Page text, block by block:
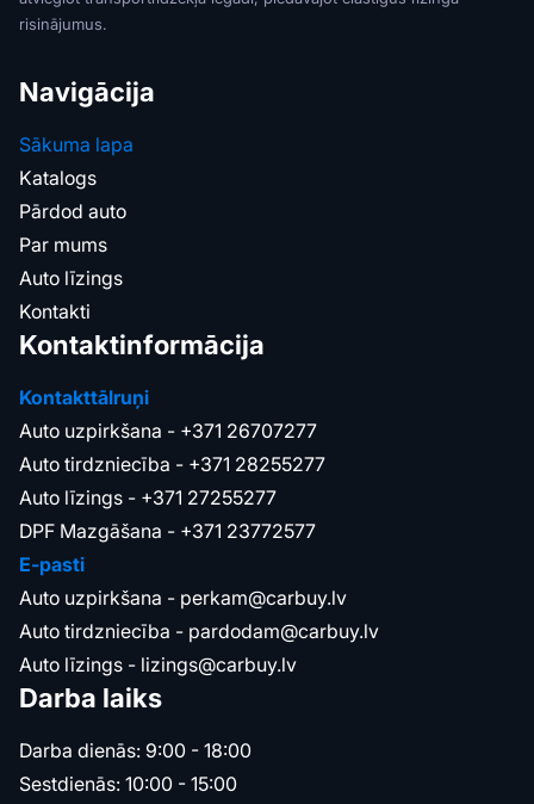
risinājumus.
Navigācija
Sākuma lapa
Katalogs
Pārdod auto
Par mums
Auto līzings
Kontakti
Kontaktinformācija
Kontakttālruņi
Auto uzpirkšana - +371 26707277
Auto tirdzniecība - +371 28255277
Auto līzings - +371 27255277
DPF Mazgāšana - +371 23772577
E-pasti
Auto uzpirkšana - perkam@carbuy.lv
Auto tirdzniecība - pardodam@carbuy.lv
Auto līzings - lizings@carbuy.lv
Darba laiks
Darba dienās: 9:00 - 18:00
Sestdienās: 10:00 - 15:00